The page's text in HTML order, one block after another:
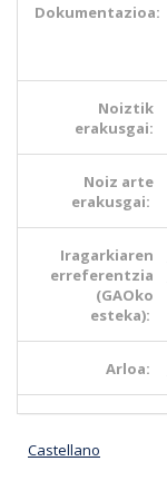
Dokumentazioa:
Noiztik
erakusgai:
Noiz arte
erakusgai:
Iragarkiaren
erreferentzia
(GAOko
esteka):
Arloa:
Castellano